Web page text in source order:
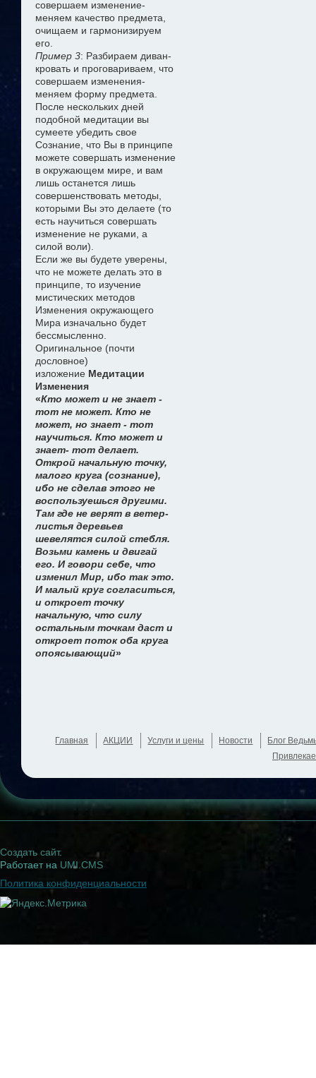
совершаем изменение-
меняем качество предмета,
очищаем и гармонизируем
его.
Пример 3: Разбираем диван-
кровать и проговариваем, что
совершаем изменения-
меняем форму предмета.
После нескольких дней
подобной медитации вы
сумеете убедить свое
Сознание, что Вы в принципе
можете совершать изменение
в окружающем мире, и вам
лишь останется лишь
совершенствовать методы,
которыми Вы это делаете (то
есть научиться совершать
изменение не руками, а
силой воли).
Если же вы будете уверены,
что не можете делать это в
принципе, то изучение
мистических методов
Изменения окружающего
Мира изначально будет
бессмысленно.
Оригинальное (почти
дословное)
изложение Медитации
Изменения
«Кто может и не знает -
тот не может. Кто не
может, но знает - тот
научиться. Кто может и
знает- тот делает.
Открой начальную точку,
малого круга (сознание),
ибо не сделав этого не
воспользуешься другими.
Там где не верят в ветер-
листья деревьев
шевелятся силой стебля.
Возьми камень и двигай
его. И говори себе, что
изменил Мир, ибо так это.
И малый круг согласиться,
и откроет точку
начальную, что силу
остальным точкам даст и
откроет поток оба круга
опоясывающий»
Главная АКЦИИ Услуги и цены Новости
Блог
Создать сайт.
Работает на UMI.CMS
Политика конфиденциальности